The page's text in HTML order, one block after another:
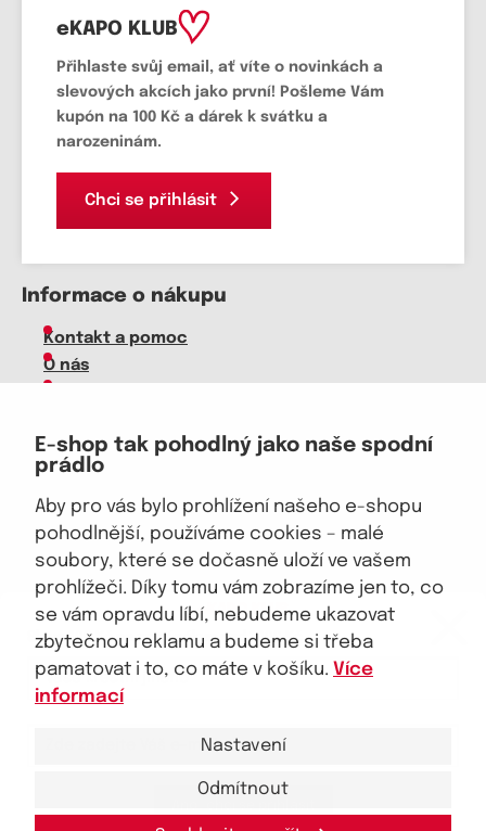
E-shop tak pohodlný jako naše spodní
prádlo
Aby pro vás bylo prohlížení našeho e-shopu
pohodlnější, používáme cookies – malé
soubory, které se dočasně uloží ve vašem
prohlížeči. Díky tomu vám zobrazíme jen to, co
se vám opravdu líbí, nebudeme ukazovat
zbytečnou reklamu a budeme si třeba
pamatovat i to, co máte v košíku. Více
informací
Nastavení
Odmítnout
eKAPO KLUB
Přihlaste svůj email , ať víte o novinkách a
slevových akcích jako první! Pošleme Vám
kupón na 100 Kč a dárek k svátku a
narozeninám.
Chci se přihlásit
Informace o nákupu
Kontakt a pomoc
O nás
Velkoobchod
Vrácení zboží, reklamace
Obchodní podmínky
Průvodce spokojené ženy
Staňte se naším fanouškem
Jsme důvěryhodný obchod
Obchodní podmínky GDPR Mapa stránek
eKAPO KLUB
Sleva 100 Kč na první nákupnad 1000 Kč